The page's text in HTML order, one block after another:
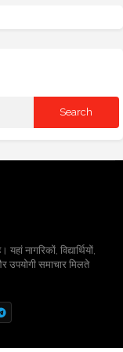
नागरिकों, विद्यार्थियों,
उपयोगी समाचार मिलते